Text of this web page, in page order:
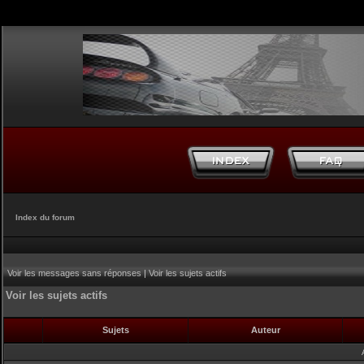
Index du forum
Voir les messages sans réponses|Voir les sujets actifs
Voir les sujets actifs
Sujets Auteur